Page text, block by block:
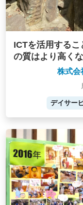
ICTを活用する
の質はより高く
株式会
デイサー